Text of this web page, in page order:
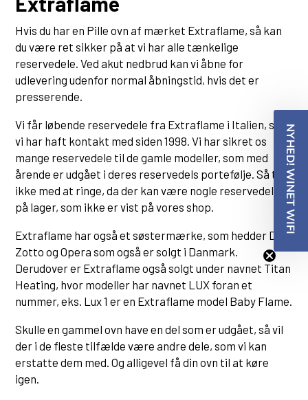
Ingen varer i kurven.
Gå til shoppen
Hvis du har en Pille ovn af mærket Extraflame, så kan
du være ret sikker på at vi har alle tænkelige
reservedele. Ved akut nedbrud kan vi åbne for
udlevering udenfor normal åbningstid, hvis det er
presserende.
Vi får løbende reservedele fra Extraflame i Italien, som
vi har haft kontakt med siden 1998. Vi har sikret os
mange reservedele til de gamle modeller, som med
årende er udgået i deres reservedels portefølje. Så tøv
ikke med at ringe, da der kan være nogle reservedele
på lager, som ikke er vist på vores shop.
Extraflame har også et søstermærke, som hedder Dal-
Zotto og Opera som også er solgt i Danmark.
Derudover er Extraflame også solgt under navnet Titan
Heating, hvor modeller har navnet LUX foran et
nummer, eks. Lux 1 er en Extraflame model Baby Flame.
Skulle en gammel ovn have en del som er udgået, så vil
der i de fleste tilfælde være andre dele, som vi kan
erstatte dem med. Og alligevel få din ovn til at køre
igen.
NYHED! WINET WIFI
NYHED!
Styr din pilleovn via
din smartphone!
Med voresWINET WiFi kan du styre din
pilleovn direkte på din smartphone:
✓Start/Stop funktion
✓Justering af styrke og temperatur
... og meget mere.
Gå til produkt →